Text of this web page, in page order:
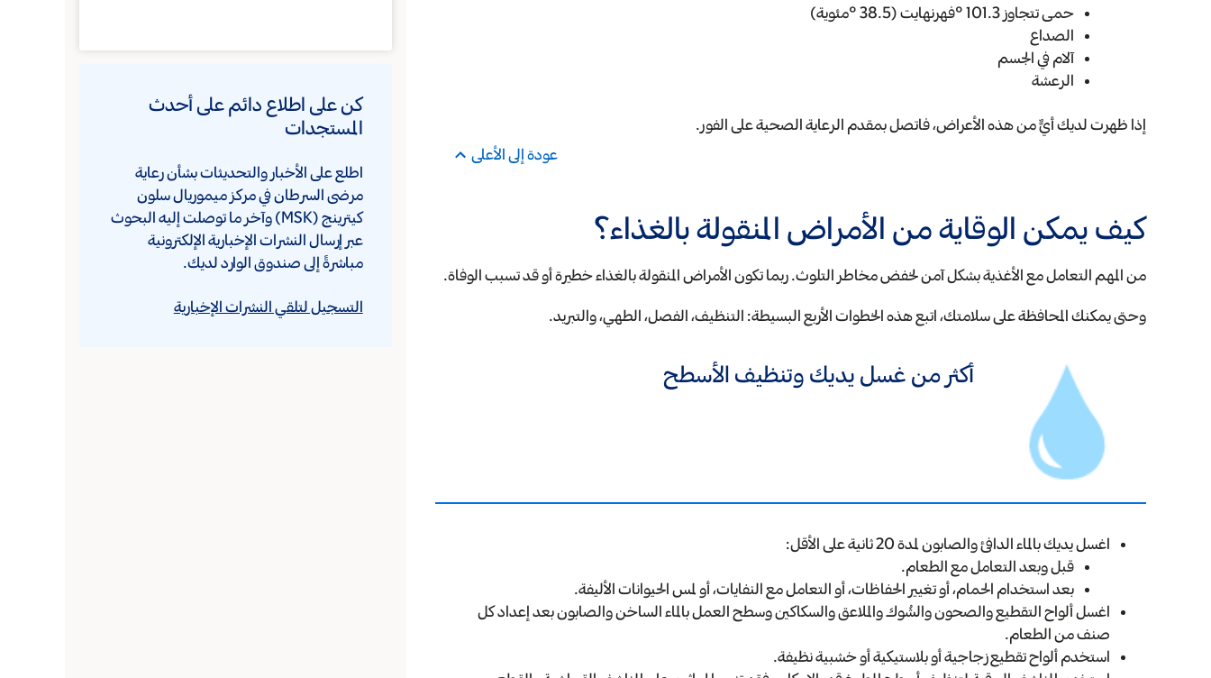
حمى تتجاوز 101.3 °فهرنهايت (38.5 °مئوية)
الصداع
آلام في الجسم
الرعشة
إذا ظهرت لديك أيٌّ من هذه الأعراض، فاتصل بمقدم الرعاية الصحية على الفور.
عودة إلى الأعلى
كيف يمكن الوقاية من الأمراض المنقولة بالغذاء؟
من المهم التعامل مع الأغذية بشكل آمن لخفض مخاطر التلوث. ربما تكون الأمراض المنقولة بالغذاء خطيرة أو قد تسبب الوفاة.
وحتى يمكنك المحافظة على سلامتك، اتبع هذه الخطوات الأربع البسيطة: التنظيف، الفصل، الطهي، والتبريد.
أكثر من غسل يديك وتنظيف الأسطح
اغسل يديك بالماء الدافئ والصابون لمدة 20 ثانية على الأقل:
قبل وبعد التعامل مع الطعام.
بعد استخدام الحمام، أو تغيير الحفاظات، أو التعامل مع النفايات، أو لمس الحيوانات الأليفة.
اغسل ألواح التقطيع والصحون والشُوك والملاعق والسكاكين وسطح العمل بالماء الساخن والصابون بعد إعداد كل
صنف من الطعام.
استخدم ألواح تقطيع زجاجية أو بلاستيكية أو خشبية نظيفة.
كن على اطلاع دائم على أحدث
المستجدات
اطلع على الأخبار والتحديثات بشأن رعاية
مرضى السرطان في مركز ميموريال سلون
كيترينج (MSK) وآخر ما توصلت إليه البحوث
عبر إرسال النشرات الإخبارية الإلكترونية
مباشرةً إلى صندوق الوارد لديك.
التسجيل لتلقي النشرات الإخبارية